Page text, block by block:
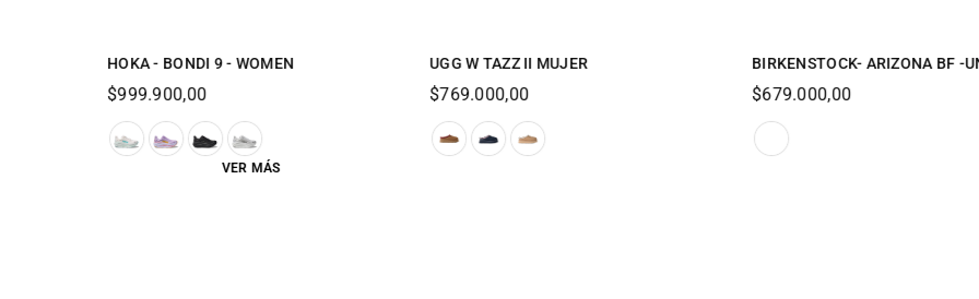
HOKA - BONDI 9 - WOMEN
Regular
$999.900,00
UGG W TAZZ II MUJER
Regular
$769.000,00
BIRKENSTOCK- ARIZONA BF -
Regular
$679.000,00